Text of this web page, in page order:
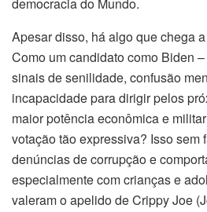
Apesar disso, há algo que chega
Como um candidato como Biden
sinais de senilidade, confusão
incapacidade para dirigir pelos
maior potência econômica e
votação tão expressiva? Isso sem
denúncias de corrupção e
especialmente com crianças e
valeram o apelido de Crippy Joe